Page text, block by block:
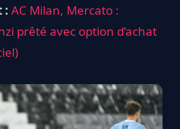
: AC Milan, Mercato :
prêté avec option d’achat